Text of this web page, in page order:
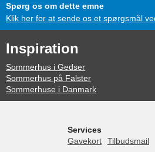
Spørg os om dette emne
Klik her for at sende os et spørgsmål
Inspiration
Sommerhus i Gedser
Sommerhus på Falster
Sommerhuse i Danmark
Services
Gavekort
Tilbudsmail